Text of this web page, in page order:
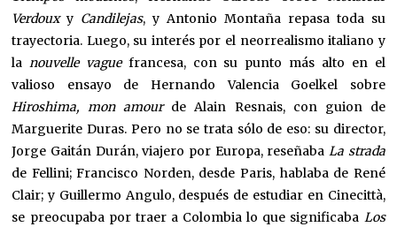
Verdouxy Candilejas, y Antonio Montaña repasa toda su
trayectoria. Luego, su interés por el neorrealismo italiano y
lanouvelle vaguefrancesa, con su punto más alto en el
valioso ensayo de Hernando Valencia Goelkel sobre
Hiroshima, mon amourde Alain Resnais, con guion de
Marguerite Duras. Pero no se trata sólo de eso: su director,
Jorge Gaitán Durán, viajero por Europa, reseñaba La strada
de Fellini; Francisco Norden, desde Paris, hablaba de René
Clair; y Guillermo Angulo, después de estudiar en Cinecittà,
se preocupaba por traer a Colombia lo que significaba Los